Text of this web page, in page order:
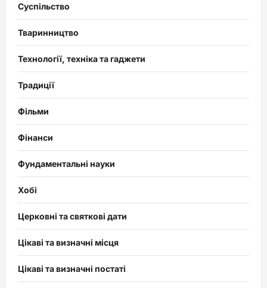
Суспільство
Тваринництво
Технології, техніка та гаджети
Традиції
Фільми
Фінанси
Фундаментальні науки
Хобі
Церковні та святкові дати
Цікаві та визначні місця
Цікаві та визначні постаті